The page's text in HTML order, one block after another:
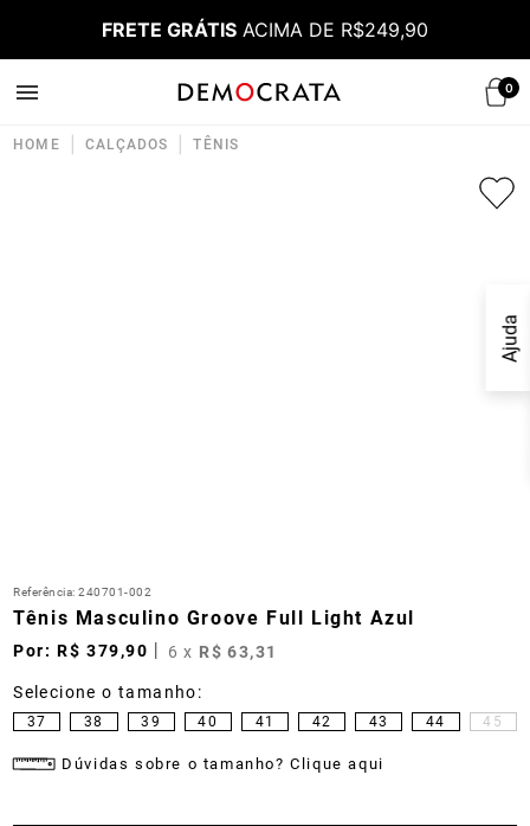
FRETE GRÁTIS ACIMA DE R$249,90
0
Ajuda
HOME CALÇADOS TÊNIS
Referência:240701-002
Tênis Masculino Groove Full Light Azul
R$ 379,90 6 x R$ 63,31
37 38 39 40 41 42 43 44 45
Dúvidas sobre o tamanho? Clique aqui